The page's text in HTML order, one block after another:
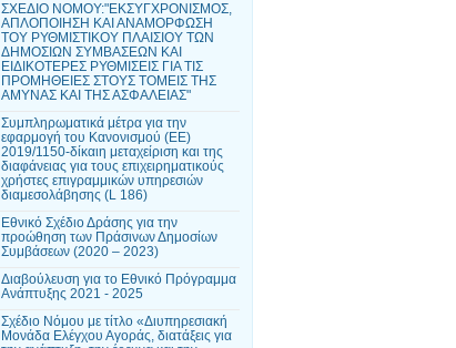
ΣΧΕΔΙΟ ΝΟΜΟΥ:"ΕΚΣΥΓΧΡΟΝΙΣΜΟΣ,
ΑΠΛΟΠΟΙΗΣΗ ΚΑΙ ΑΝΑΜΟΡΦΩΣΗ
ΤΟΥ ΡΥΘΜΙΣΤΙΚΟΥ ΠΛΑΙΣΙΟΥ ΤΩΝ
ΔΗΜΟΣΙΩΝ ΣΥΜΒΑΣΕΩΝ ΚΑΙ
ΕΙΔΙΚΟΤΕΡΕΣ ΡΥΘΜΙΣΕΙΣ ΓΙΑ ΤΙΣ
ΠΡΟΜΗΘΕΙΕΣ ΣΤΟΥΣ ΤΟΜΕΙΣ ΤΗΣ
ΑΜΥΝΑΣ ΚΑΙ ΤΗΣ ΑΣΦΑΛΕΙΑΣ"
Συμπληρωματικά μέτρα για την
εφαρμογή του Κανονισμού (ΕΕ)
2019/1150-δίκαιη μεταχείριση και της
διαφάνειας για τους επιχειρηματικούς
χρήστες επιγραμμικών υπηρεσιών
διαμεσολάβησης (L 186)
Εθνικό Σχέδιο Δράσης για την
προώθηση των Πράσινων Δημοσίων
Συμβάσεων (2020 – 2023)
Διαβούλευση για το Εθνικό Πρόγραμμα
Ανάπτυξης 2021 - 2025
Σχέδιο Νόμου με τίτλο «Διυπηρεσιακή
Μονάδα Ελέγχου Αγοράς, διατάξεις για